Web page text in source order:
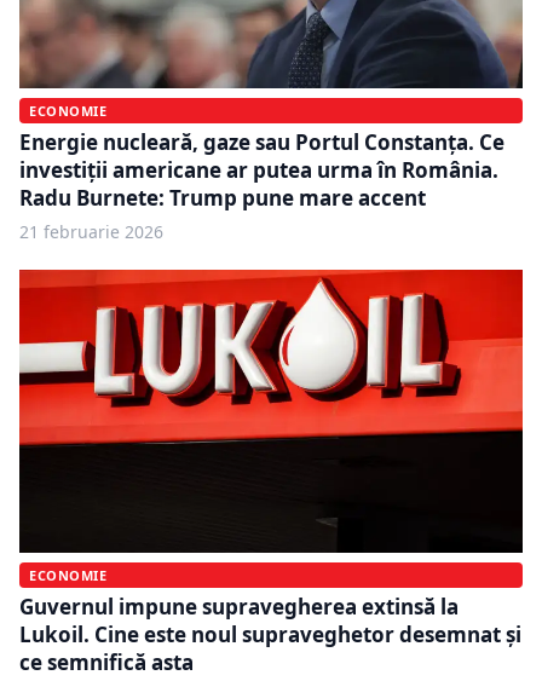
ECONOMIE
Energie nucleară, gaze sau Portul Constanța. Ce
investiții americane ar putea urma în România.
Radu Burnete: Trump pune mare accent
21 februarie 2026
ECONOMIE
Guvernul impune supravegherea extinsă la
Lukoil. Cine este noul supraveghetor desemnat și
ce semnifică asta